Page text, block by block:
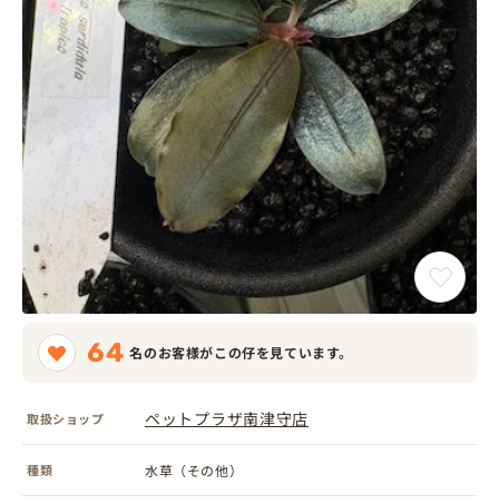
64 名のお客様がこの仔を見ています。
取扱ショップ ペットプラザ南津守店
種類 水草（その他）